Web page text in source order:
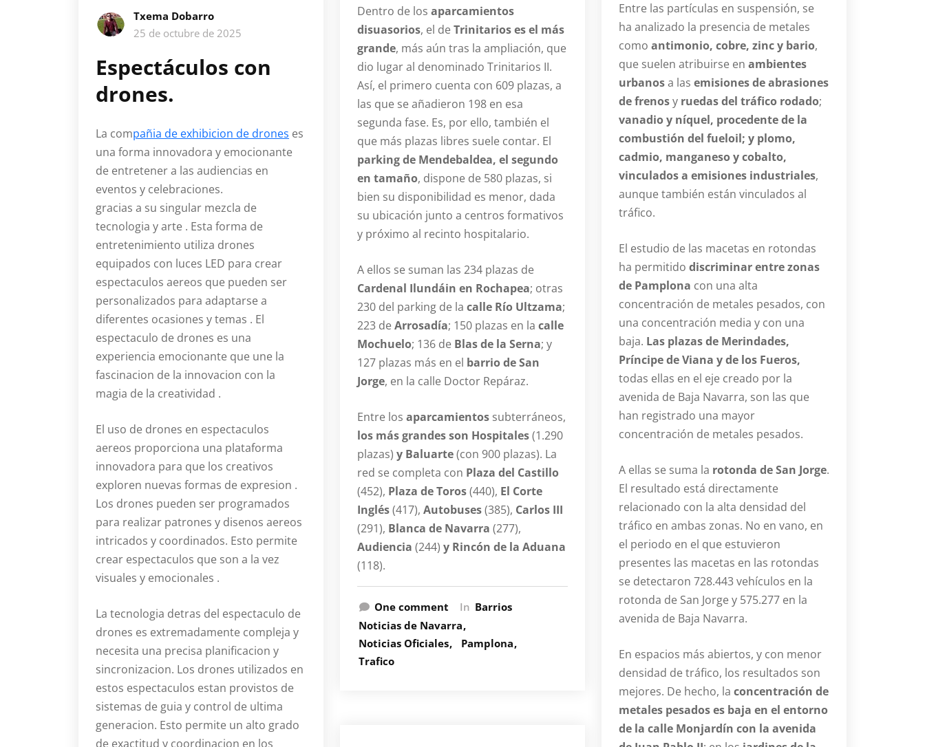
Txema Dobarro
25 de octubre de 2025
Espectáculos con
drones.
La compañia de exhibicion de drones es
una forma innovadora y emocionante
de entretener a las audiencias en
eventos y celebraciones.
gracias a su singular mezcla de
tecnologia y arte . Esta forma de
entretenimiento utiliza drones
equipados con luces LED para crear
espectaculos aereos que pueden ser
personalizados para adaptarse a
diferentes ocasiones y temas . El
espectaculo de drones es una
experiencia emocionante que une la
fascinacion de la innovacion con la
magia de la creatividad .
El uso de drones en espectaculos
aereos proporciona una plataforma
innovadora para que los creativos
exploren nuevas formas de expresion .
Los drones pueden ser programados
para realizar patrones y disenos aereos
intricados y coordinados. Esto permite
crear espectaculos que son a la vez
visuales y emocionales .
La tecnologia detras del espectaculo de
drones es extremadamente compleja y
necesita una precisa planificacion y
sincronizacion. Los drones utilizados en
estos espectaculos estan provistos de
sistemas de guia y control de ultima
generacion. Esto permite un alto grado
de exactitud y coordinacion en los
Dentro de los aparcamientos
disuasorios, el de Trinitarios es el más
grande, más aún tras la ampliación, que
dio lugar al denominado Trinitarios II.
Así, el primero cuenta con 609 plazas, a
las que se añadieron 198 en esa
segunda fase. Es, por ello, también el
que más plazas libres suele contar. El
parking de Mendebaldea, el segundo
en tamaño, dispone de 580 plazas, si
bien su disponibilidad es menor, dada
su ubicación junto a centros formativos
y próximo al recinto hospitalario.
A ellos se suman las 234 plazas de
Cardenal Ilundáin en Rochapea; otras
230 del parking de la calle Río Ultzama;
223 de Arrosadía; 150 plazas en la calle
Mochuelo; 136 de Blas de la Serna; y
127 plazas más en el barrio de San
Jorge, en la calle Doctor Repáraz.
Entre los aparcamientos subterráneos,
los más grandes son Hospitales(1.290
plazas) y Baluarte(con 900 plazas). La
red se completa con Plaza del Castillo
(452), Plaza de Toros(440), El Corte
Inglés(417), Autobuses(385), Carlos III
(291), Blanca de Navarra (277),
Audiencia (244) y Rincón de la Aduana
(118).
One comment In Barrios
Noticias de Navarra
Noticias Oficiales
Pamplona
Trafico
Entre las partículas en suspensión, se
ha analizado la presencia de metales
como antimonio, cobre, zinc y bario,
que suelen atribuirse en ambientes
urbanosa las emisiones de abrasiones
de frenosy ruedas del tráfico rodado;
vanadio y níquel, procedente de la
combustión del fueloil; y plomo,
cadmio, manganeso y cobalto,
vinculados a emisiones industriales,
aunque también están vinculados al
tráfico.
El estudio de las macetas en rotondas
ha permitido discriminar entre zonas
de Pamplona con una alta
concentración de metales pesados, con
una concentración media y con una
baja. Las plazas de Merindades,
Príncipe de Viana y de los Fueros,
todas ellas en el eje creado por la
avenida de Baja Navarra, son las que
han registrado una mayor
concentración de metales pesados.
A ellas se suma la rotonda de San Jorge.
El resultado está directamente
relacionado con la alta densidad del
tráfico en ambas zonas. No en vano, en
el periodo en el que estuvieron
presentes las macetas en las rotondas
se detectaron 728.443 vehículos en la
rotonda de San Jorge y 575.277 en la
avenida de Baja Navarra.
En espacios más abiertos, y con menor
densidad de tráfico, los resultados son
mejores. De hecho, la concentración de
metales pesados es baja en el entorno
de la calle Monjardín con la avenida